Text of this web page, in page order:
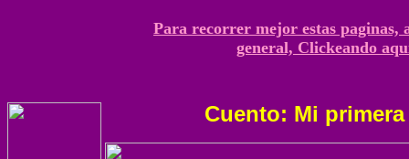
Para recorrer mejor estas paginas,
general, Clickeando
Cuento: Mi primera